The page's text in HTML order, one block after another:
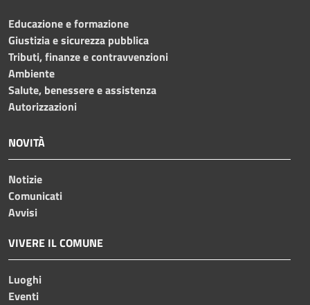
Educazione e formazione
Giustizia e sicurezza pubblica
Tributi, finanze e contravvenzioni
Ambiente
Salute, benessere e assistenza
Autorizzazioni
NOVITÀ
Notizie
Comunicati
Avvisi
VIVERE IL COMUNE
Luoghi
Eventi